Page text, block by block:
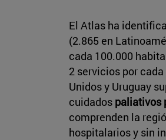
El Atlas ha
(2.865 en
cada 100.000
2 servicios por
Unidos y Uruguay
cuidados paliativos
comprenden la
hospitalarios y sin